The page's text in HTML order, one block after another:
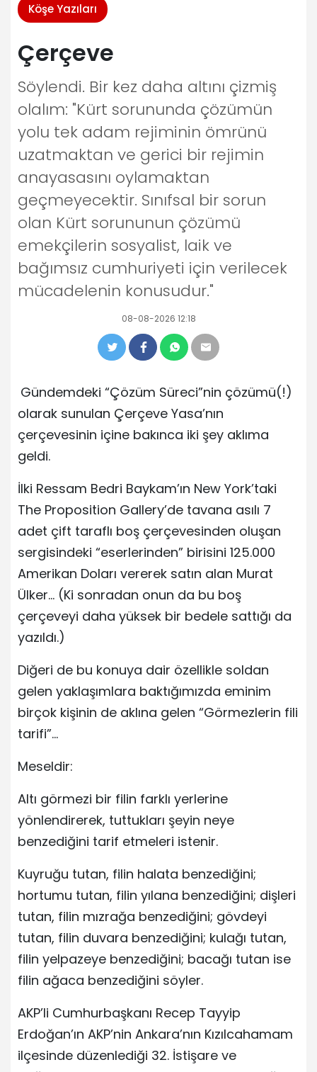
Köşe Yazıları
Çerçeve
Söylendi. Bir kez daha altını çizmiş
olalım: "Kürt sorununda çözümün
yolu tek adam rejiminin ömrünü
uzatmaktan ve gerici bir rejimin
anayasasını oylamaktan
geçmeyecektir. Sınıfsal bir sorun
olan Kürt sorununun çözümü
emekçilerin sosyalist, laik ve
bağımsız cumhuriyeti için verilecek
mücadelenin konusudur."
08-08-2026 12:18
Gündemdeki “Çözüm Süreci”nin çözümü(!)
olarak sunulan Çerçeve Yasa’nın
çerçevesinin içine bakınca iki şey aklıma
geldi.
İlki Ressam Bedri Baykam’ın New York’taki
The Proposition Gallery’de tavana asılı 7
adet çift taraflı boş çerçevesinden oluşan
sergisindeki “eserlerinden” birisini 125.000
Amerikan Doları vererek satın alan Murat
Ülker… (Ki sonradan onun da bu boş
çerçeveyi daha yüksek bir bedele sattığı da
yazıldı.)
Diğeri de bu konuya dair özellikle soldan
gelen yaklaşımlara baktığımızda eminim
birçok kişinin de aklına gelen “Görmezlerin fili
tarifi”…
Meseldir:
Altı görmezi bir filin farklı yerlerine
yönlendirerek, tuttukları şeyin neye
benzediğini tarif etmeleri istenir.
Kuyruğu tutan, filin halata benzediğini;
hortumu tutan, filin yılana benzediğini; dişleri
tutan, filin mızrağa benzediğini; gövdeyi
tutan, filin duvara benzediğini; kulağı tutan,
filin yelpazeye benzediğini; bacağı tutan ise
filin ağaca benzediğini söyler.
AKP’li Cumhurbaşkanı Recep Tayyip
Erdoğan’ın AKP’nin Ankara’nın Kızılcahamam
ilçesinde düzenlediği 32. İstişare ve